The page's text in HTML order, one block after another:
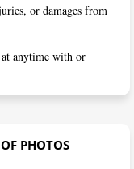
or damages from
anytime with or
PHOTOS